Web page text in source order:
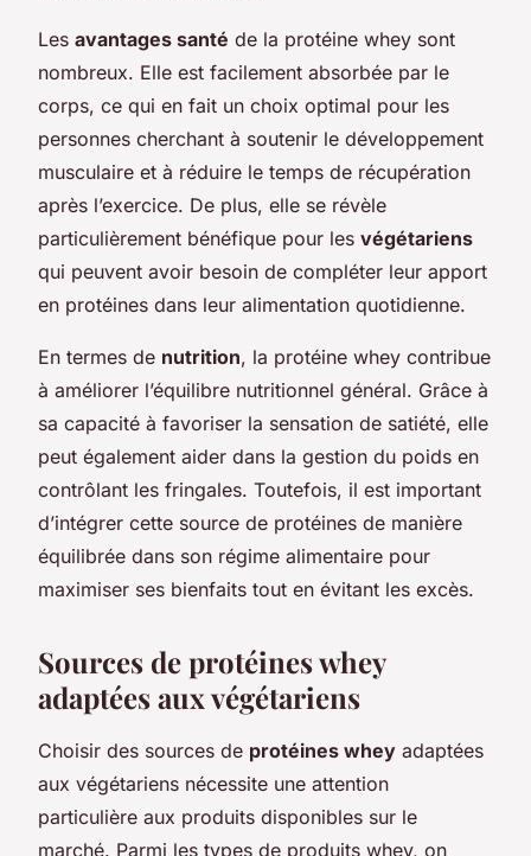
Les avantages santé de la protéine whey sont
nombreux. Elle est facilement absorbée par le
corps, ce qui en fait un choix optimal pour les
personnes cherchant à soutenir le développement
musculaire et à réduire le temps de récupération
après l’exercice. De plus, elle se révèle
particulièrement bénéfique pour les végétariens
qui peuvent avoir besoin de compléter leur apport
en protéines dans leur alimentation quotidienne.
En termes de nutrition, la protéine whey contribue
à améliorer l’équilibre nutritionnel général. Grâce à
sa capacité à favoriser la sensation de satiété, elle
peut également aider dans la gestion du poids en
contrôlant les fringales. Toutefois, il est important
d’intégrer cette source de protéines de manière
équilibrée dans son régime alimentaire pour
maximiser ses bienfaits tout en évitant les excès.
Sources de protéines whey
adaptées aux végétariens
Choisir des sources de protéines whey adaptées
aux végétariens nécessite une attention
particulière aux produits disponibles sur le
marché. Parmi les types de produits whey, on